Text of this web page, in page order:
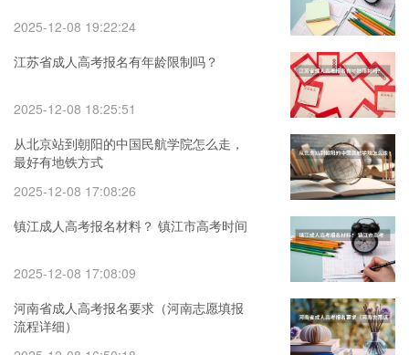
2025-12-08 19:22:24
江苏省成人高考报名有年龄限制吗？
2025-12-08 18:25:51
从北京站到朝阳的中国民航学院怎么走，
最好有地铁方式
2025-12-08 17:08:26
镇江成人高考报名材料？ 镇江市高考时间
2025-12-08 17:08:09
河南省成人高考报名要求（河南志愿填报
流程详细）